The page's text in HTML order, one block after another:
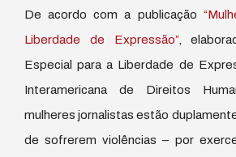
De acordo com a publicação
Liberdade de Expressão”,
Especial para a Liberdade de
Interamericana de Direitos
mulheres jornalistas estão
de sofrerem violências – por